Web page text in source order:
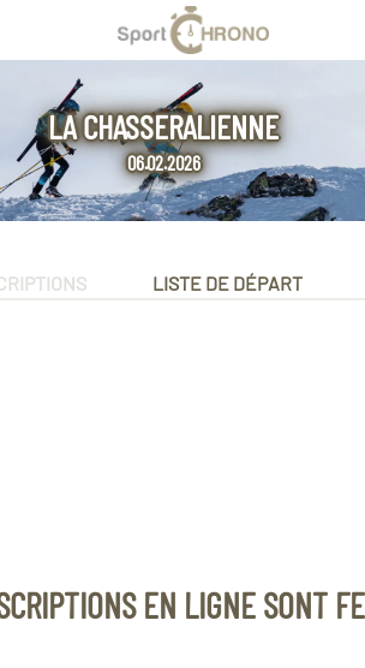
LA CHASSERALIENNE
06.02.2026
LISTE DE DÉPART
EN LIGNE SONT